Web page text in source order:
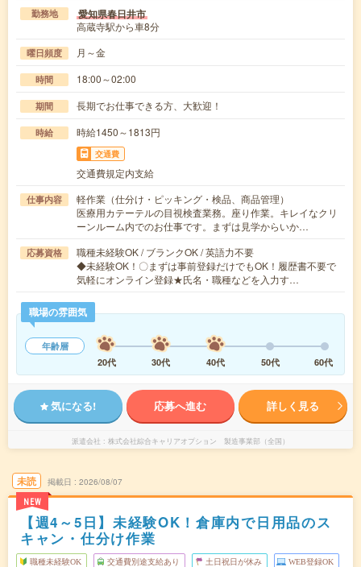
勤務地 愛知県春日井市
高蔵寺駅から車8分
曜日頻度 月～金
時間 18:00～02:00
期間 長期でお仕事できる方、大歓迎！
時給 時給1450～1813円
交通費
交通費規定内支給
仕事内容
軽作業（仕分け・ピッキング・検品、商品管理）
医療用カテーテルの目視検査業務。座り作業。キレイなクリ
ーンルーム内でのお仕事です。まずは見学からいか…
応募資格
職種未経験OK / ブランクOK / 英語力不要
◆未経験OK！〇まずは事前登録だけでもOK！履歴書不要で
気軽にオンライン登録★氏名・職種などを入力す…
職場の雰囲気
年齢層
20代
30代 40代 50代 60代
気になる! 応募へ進む 詳しく見る
派遣会社 株式会社綜合キャリアオプション 製造事業部（全国）
未読
NEW
掲載日 2026/08/07
【週4～5日】未経験OK！倉庫内で日用品のス
キャン・仕分け作業
職種未経験OK 交通費別途支給あり 土日祝日が休み WEB登録OK